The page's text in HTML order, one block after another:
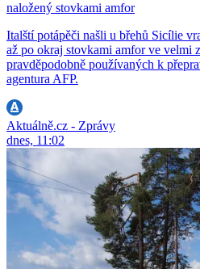
naložený stovkami amfor
Italští potápěči našli u břehů Sicílie
až po okraj stovkami amfor ve velmi
pravděpodobně používaných k
agentura AFP.
Aktuálně.cz - Zprávy
dnes, 11:02